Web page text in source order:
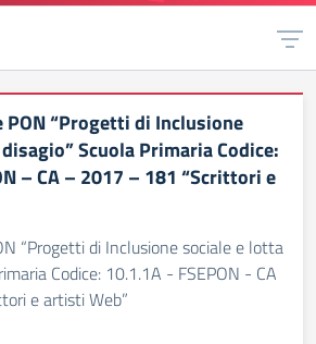
PON “Progetti di Inclusione
Scuola Primaria Codice:
– CA – 2017 – 181 “Scrittori e
“Progetti di Inclusione sociale e lotta
Codice: 10.1.1A - FSEPON - CA
e artisti Web”